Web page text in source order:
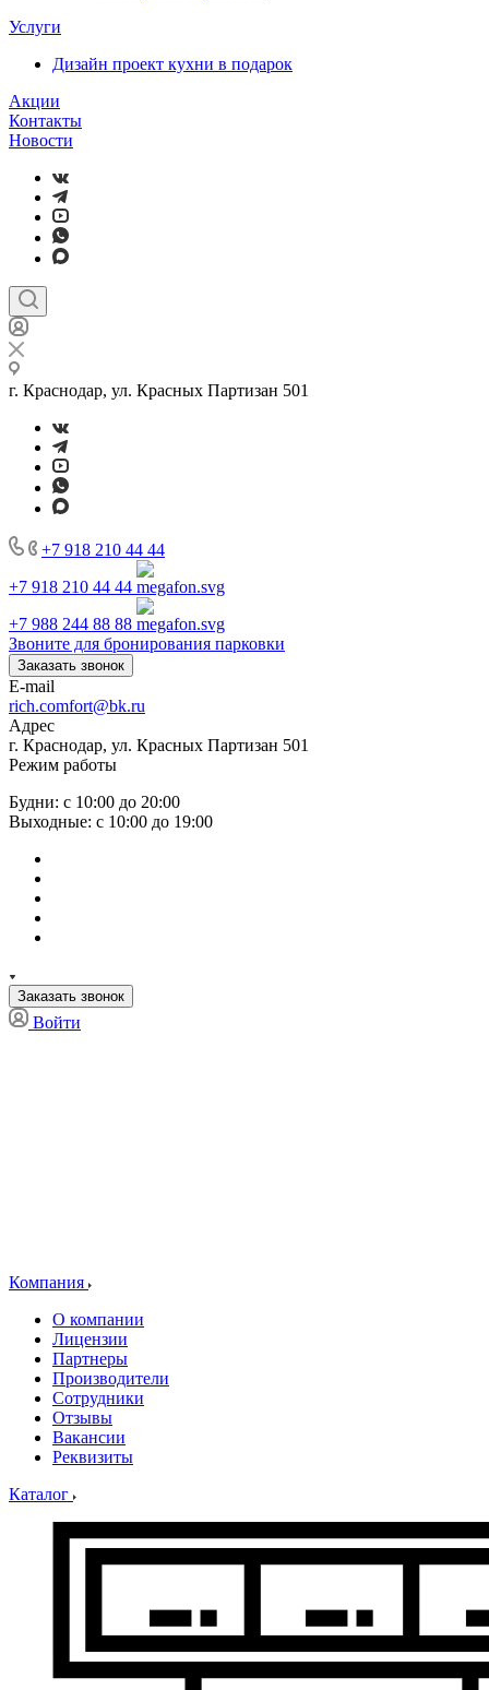
Услуги
Дизайн проект кухни в подарок
Акции
Контакты
Новости
г. Краснодар, ул. Красных Партизан 501
+7 918 210 44 44
+7 918 210 44 44
+7 988 244 88 88
Звоните для бронирования парковки
Заказать звонок
E-mail
rich.comfort@bk.ru
Адрес
г. Краснодар, ул. Красных Партизан 501
Режим работы
Будни: с 10:00 до 20:00
Выходные: с 10:00 до 19:00
Заказать звонок
Войти
Компания
О компании
Лицензии
Партнеры
Производители
Сотрудники
Отзывы
Вакансии
Реквизиты
Каталог